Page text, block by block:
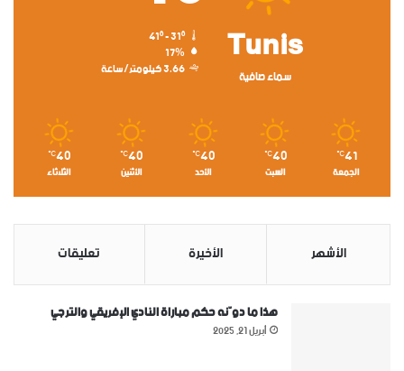
Tunis
سماء صافية
41º - 31º
17%
3.66 كيلومتر/ساعة
41
℃
الجمعة
40
℃
السبت
40
℃
الأحد
40
℃
الأثنين
40
℃
الثلاثاء
الأشهر الأخيرة تعليقات
هذا ما دوّنه حكم مباراة النادي الإفريقي والترجي
أبريل 21, 2025